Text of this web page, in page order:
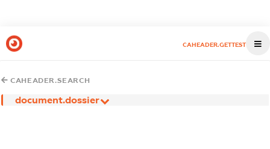
CAHEADER.GETTEST
CAHEADER.SEARCH
document.dossier